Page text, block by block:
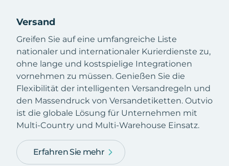
Versand
Greifen Sie auf eine umfangreiche Liste
nationaler und internationaler Kurierdienste zu,
ohne lange und kostspielige Integrationen
vornehmen zu müssen. Genießen Sie die
Flexibilität der intelligenten Versandregeln und
den Massendruck von Versandetiketten. Outvio
ist die globale Lösung für Unternehmen mit
Multi-Country und Multi-Warehouse Einsatz.
Erfahren Sie mehr